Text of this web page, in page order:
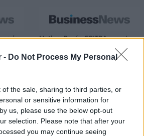
- Do Not Process My Personal
of the sale, sharing to third parties, or
or sensitive information for
us, please use the below opt-out
selection. Please note that after your
you may continue seeing
Metlen: Ρεκόρ EBITDA στο α'
εξάμηνο, στα 550 εκατ. ευρώ –
Καθαρά κέρδη 313 εκατ. ευρώ
δολάρια στην KG Mobility